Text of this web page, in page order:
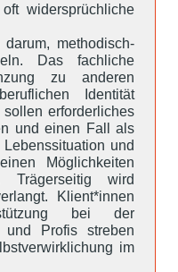
widersprüchliche
methodisch-
Das fachliche
zu anderen
Identität
erforderliches
und einen Fall als
und
Möglichkeiten
Trägerseitig wird
Klient*innen
bei der
Profis streben
im